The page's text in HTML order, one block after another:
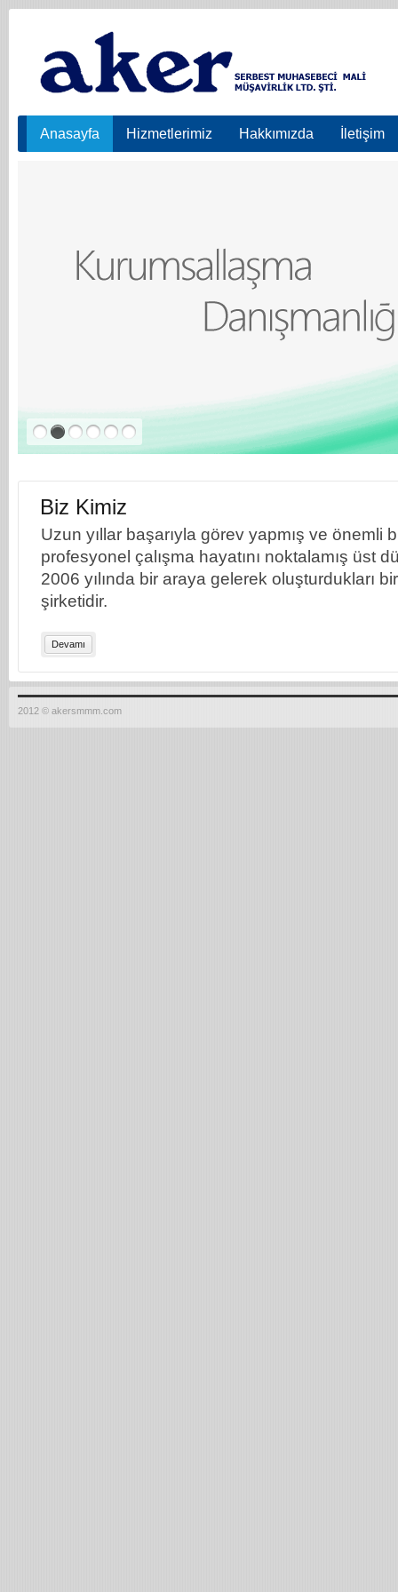
Anasayfa Hizmetlerimiz Hakkımızda İletişim
Biz Kimiz
Uzun yıllar başarıyla görev yapmış ve önemli
profesyonel çalışma hayatını noktalamış üst
2006 yılında bir araya gelerek oluşturdukları
şirketidir.
Devamı
2012 © akersmmm.com